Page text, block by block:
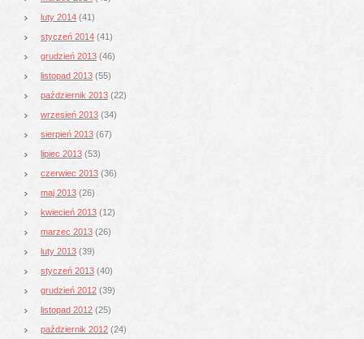
luty 2014 (41)
styczeń 2014 (41)
grudzień 2013 (46)
listopad 2013 (55)
październik 2013 (22)
wrzesień 2013 (34)
sierpień 2013 (67)
lipiec 2013 (53)
czerwiec 2013 (36)
maj 2013 (26)
kwiecień 2013 (12)
marzec 2013 (26)
luty 2013 (39)
styczeń 2013 (40)
grudzień 2012 (39)
listopad 2012 (25)
październik 2012 (24)